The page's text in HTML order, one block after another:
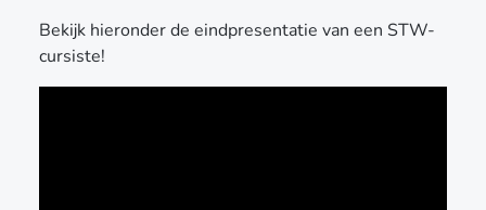
Bekijk hieronder de eindpresentatie van een STW-
cursiste!